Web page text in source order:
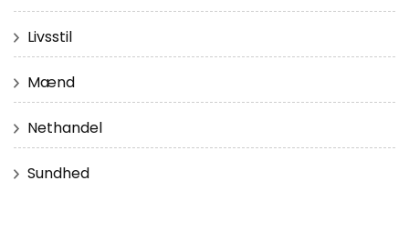
Livsstil
Mænd
Nethandel
Sundhed